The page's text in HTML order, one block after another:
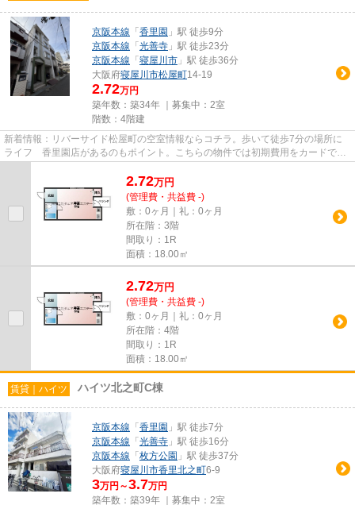
京阪本線 「 香里園 」駅 徒歩9分
京阪本線 「 光善寺 」駅 徒歩23分
京阪本線 「 寝屋川市 」駅 徒歩36分
大阪府寝屋川市松屋町14-19
2.72万円
築年数：築34年 ｜募集中： 2室
階数：4階建
新着情報：リバーサイド松屋町の空室情報ならコチラ。歩いて徒歩7分の場所に
ライフ 香里園店があるのもポイント。こちらの物件では初期費用をカードでお
2.72万円
(管理費・共益費 -)
敷：0ヶ月｜礼：0ヶ月
所在階：3階
間取り：1R
面積：18.00㎡
2.72万円
(管理費・共益費 -)
敷：0ヶ月｜礼：0ヶ月
所在階：4階
間取り：1R
面積：18.00㎡
賃貸｜ハイツ ハイツ北之町C棟
京阪本線 「 香里園 」駅 徒歩7分
京阪本線 「 光善寺 」駅 徒歩16分
京阪本線 「 枚方公園 」駅 徒歩37分
大阪府寝屋川市香里北之町6-9
3万円～3.7万円
築年数：築39年 ｜募集中： 2室